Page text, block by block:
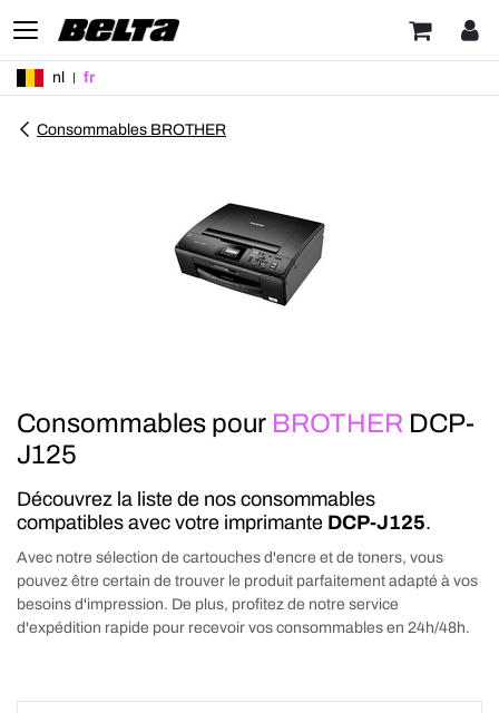
nl fr
Consommables BROTHER
Consommables pour BROTHER DCP-
J125
Découvrez la liste de nos consommables
compatibles avec votre imprimante DCP-J125.
Avec notre sélection de cartouches d'encre et de toners, vous
pouvez être certain de trouver le produit parfaitement adapté à vos
besoins d'impression. De plus, profitez de notre service
d'expédition rapide pour recevoir vos consommables en 24h/48h.